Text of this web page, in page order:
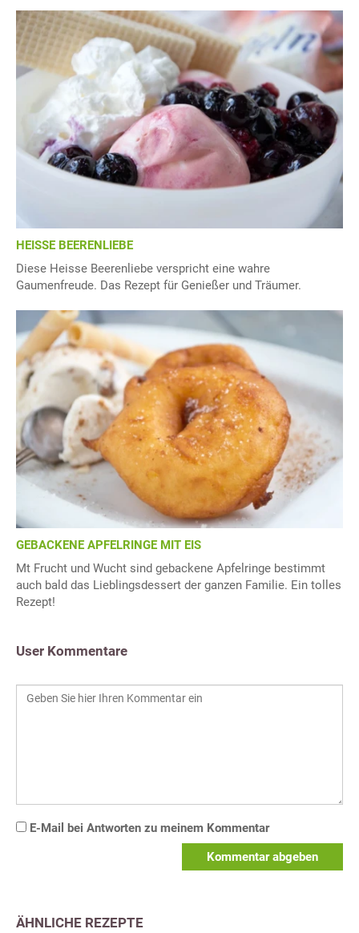
HEISSE BEERENLIEBE
Diese Heisse Beerenliebe verspricht eine wahre
Gaumenfreude. Das Rezept für Genießer und Träumer.
GEBACKENE APFELRINGE MIT EIS
Mt Frucht und Wucht sind gebackene Apfelringe bestimmt
auch bald das Lieblingsdessert der ganzen Familie. Ein tolles
Rezept!
User Kommentare
E-Mail bei Antworten zu meinem Kommentar
Kommentar abgeben
ÄHNLICHE REZEPTE